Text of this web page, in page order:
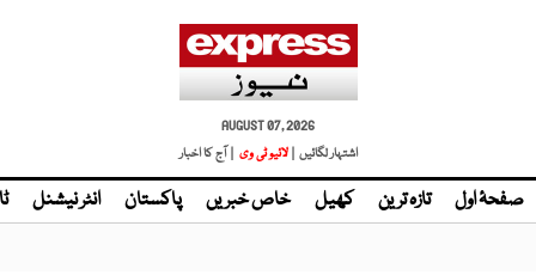
AUGUST 07, 2026
اشتہار لگائیں | لائیو ٹی وی | آج کا اخبار
صفحۂ اول تازہ ترین کھیل خاص خبریں پاکستان انٹر نیشنل